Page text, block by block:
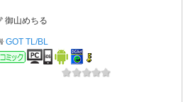
御山めちる
GOT TL/BL
コミック